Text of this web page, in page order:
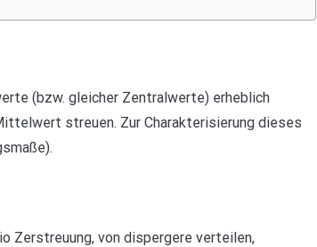
(bzw. gleicher Zentralwerte) erheblich
streuen. Zur Charakterisierung dieses
Zerstreuung, von dispergere verteilen,